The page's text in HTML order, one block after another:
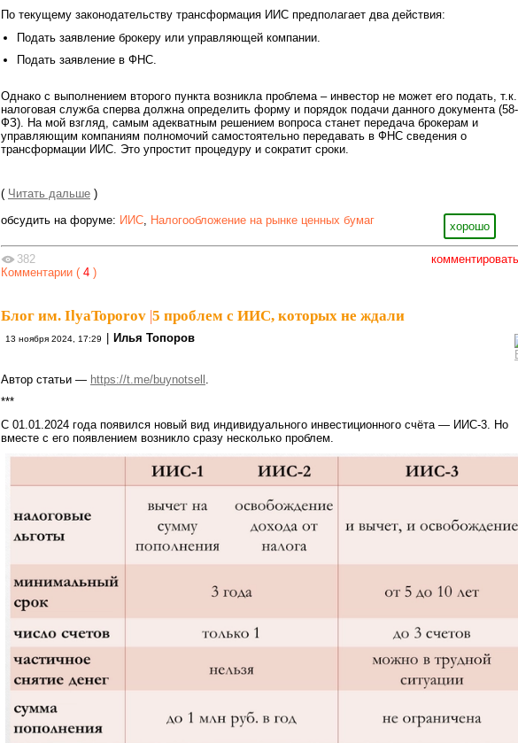
По текущему законодательству трансформация ИИС предполагает два действия:
Подать заявление брокеру или управляющей компании.
Подать заявление в ФНС.
Однако с выполнением второго пункта возникла проблема – инвестор не может его подать, т.к.
налоговая служба сперва должна определить форму и порядок подачи данного документа (58-
ФЗ). На мой взгляд, самым адекватным решением вопроса станет передача брокерам и
управляющим компаниям полномочий самостоятельно передавать в ФНС сведения о
трансформации ИИС. Это упростит процедуру и сократит сроки.
( Читать дальше )
хорошо
обсудить на форуме: ИИС, Налогообложение на рынке ценных бумаг
комментировать
382
Комментарии ( 4 )
Блог им. IlyaToporov 5 проблем с ИИС, которых не ждали
13 ноября 2024, 17:29 Илья Топоров
Автор статьи — https://t.me/buynotsell
***
С 01.01.2024 года появился новый вид индивидуального инвестиционного счёта — ИИС-3. Но
вместе с его появлением возникло сразу несколько проблем.